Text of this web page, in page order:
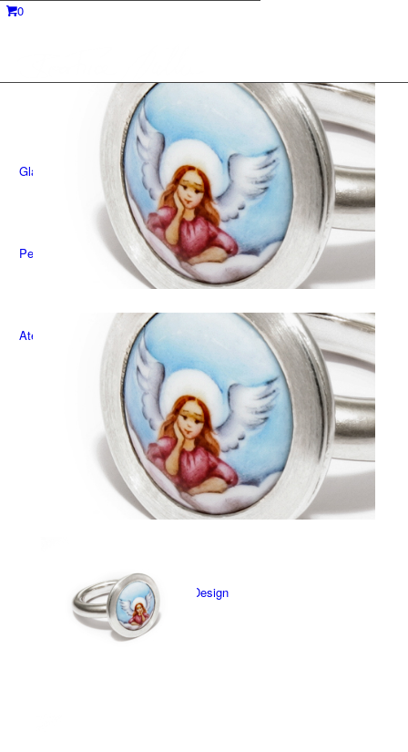
0
Glanz und Gloria
Perfect Glas®
Atelier
Nach Marken
Atelier Schmuck Design